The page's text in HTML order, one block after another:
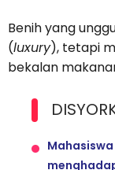
Benih yang
(luxury), tetapi
bekalan